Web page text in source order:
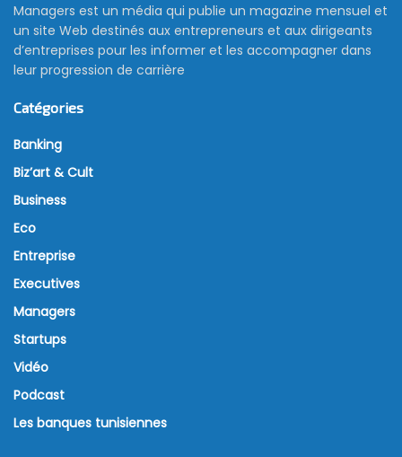
Managers est un média qui publie un magazine mensuel et
un site Web destinés aux entrepreneurs et aux dirigeants
d’entreprises pour les informer et les accompagner dans
leur progression de carrière
Catégories
Banking
Biz’art & Cult
Business
Eco
Entreprise
Executives
Managers
Startups
Vidéo
Podcast
Les banques tunisiennes